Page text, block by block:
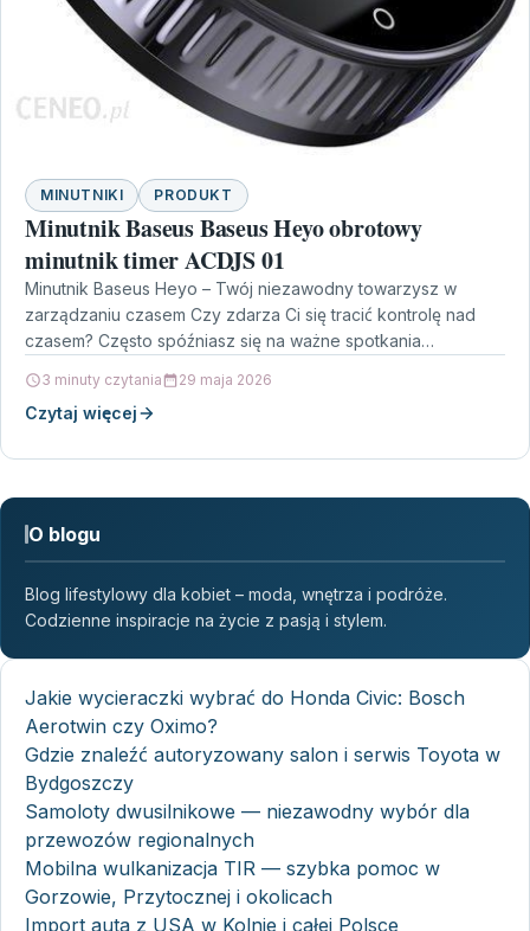
MINUTNIKI PRODUKT
Minutnik Baseus Baseus Heyo obrotowy
minutnik timer ACDJS 01
Minutnik Baseus Heyo – Twój niezawodny towarzysz w
zarządzaniu czasem Czy zdarza Ci się tracić kontrolę nad
czasem? Często spóźniasz się na ważne spotkania…
3 minuty czytania 29 maja 2026
Czytaj więcej
O blogu
Blog lifestylowy dla kobiet – moda, wnętrza i podróże.
Codzienne inspiracje na życie z pasją i stylem.
Jakie wycieraczki wybrać do Honda Civic: Bosch
Aerotwin czy Oximo?
Gdzie znaleźć autoryzowany salon i serwis Toyota w
Bydgoszczy
Samoloty dwusilnikowe — niezawodny wybór dla
przewozów regionalnych
Mobilna wulkanizacja TIR — szybka pomoc w
Gorzowie, Przytocznej i okolicach
Import auta z USA w Kolnie i całej Polsce